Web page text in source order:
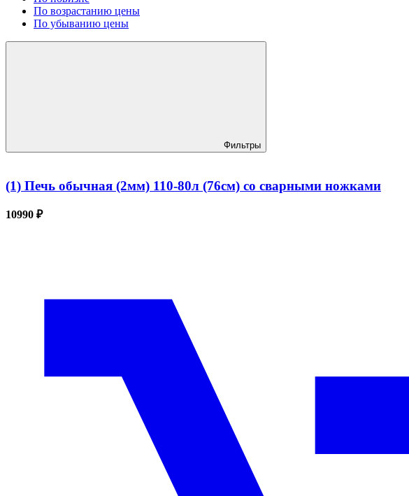
По возрастанию цены
По убыванию цены
Фильтры
(1) Печь обычная (2мм) 110-80л (76см) со сварными ножками
10990 ₽